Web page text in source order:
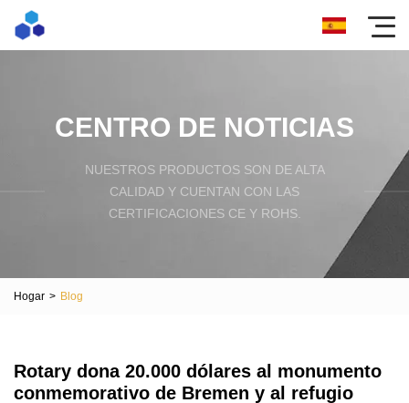
CENTRO DE NOTICIAS
NUESTROS PRODUCTOS SON DE ALTA
CALIDAD Y CUENTAN CON LAS
CERTIFICACIONES CE Y ROHS.
Hogar > Blog
Rotary dona 20.000 dólares al monumento
conmemorativo de Bremen y al refugio